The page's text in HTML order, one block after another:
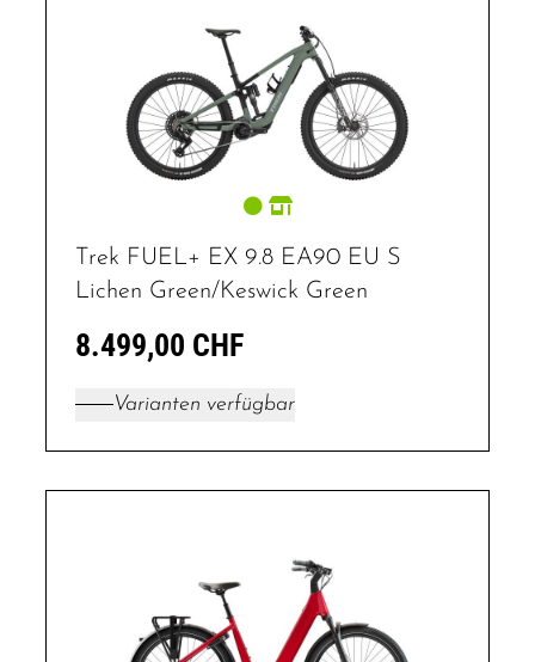
Trek FUEL+ EX 9.8 EA90 EU S
Lichen Green/Keswick Green
8.499,00 CHF
Varianten verfügbar